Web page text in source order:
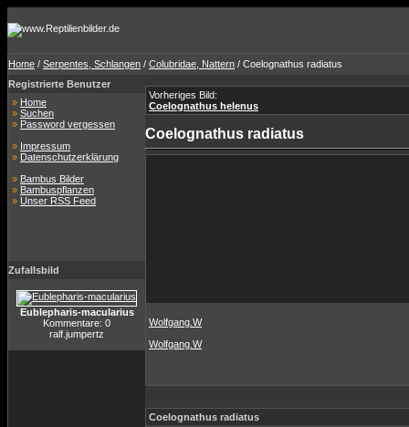
Home / Serpentes, Schlangen / Colubridae, Nattern / Coelognathus radiatus
Registrierte Benutzer
» Home
» Suchen
» Password vergessen
» Impressum
» Datenschutzerklärung
» Bambus Bilder
» Bambuspflanzen
» Unser RSS Feed
Zufallsbild
Eublepharis-macularius
Kommentare: 0
ralf.jumpertz
Vorheriges Bild:
Coelognathus helenus
Coelognathus radiatus
Wolfgang.W
Wolfgang.W
Coelognathus radiatus